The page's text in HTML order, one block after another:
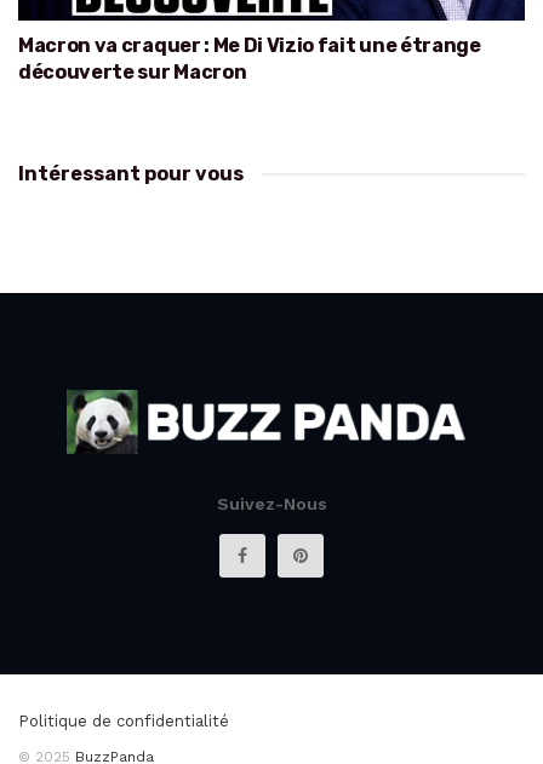
Macron va craquer : Me Di Vizio fait une étrange
découverte sur Macron
Intéressant pour vous
Suivez-Nous
Politique de confidentialité
© 2025 BuzzPanda